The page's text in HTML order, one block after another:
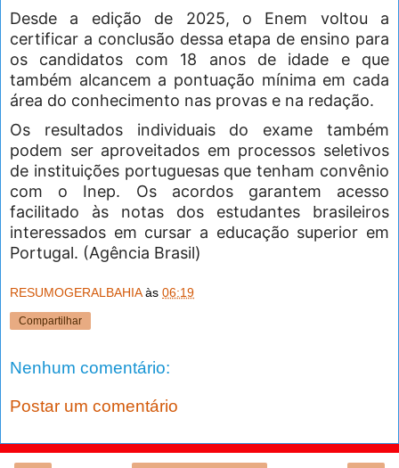
Desde a edição de 2025, o Enem voltou a
certificar a conclusão dessa etapa de ensino para
os candidatos com 18 anos de idade e que
também alcancem a pontuação mínima em cada
área do conhecimento nas provas e na redação.
Os resultados individuais do exame também
podem ser aproveitados em processos seletivos
de instituições portuguesas que tenham convênio
com o Inep. Os acordos garantem acesso
facilitado às notas dos estudantes brasileiros
interessados em cursar a educação superior em
Portugal. (Agência Brasil)
RESUMOGERALBAHIA às 06:19
Compartilhar
Nenhum comentário:
Postar um comentário